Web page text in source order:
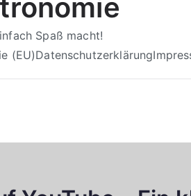
Spaß macht!
(EU)Datenschutzerklärung